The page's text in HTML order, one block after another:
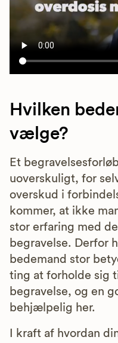
Hvilken
vælge?
Et
uoverskuligt, for
overskud i
kommer, at ikke
stor erfaring med
begravelse. Derfor
bedemand stor
ting at forholde sig
begravelse, og en
behjælpelig her.
I kraft af hvordan